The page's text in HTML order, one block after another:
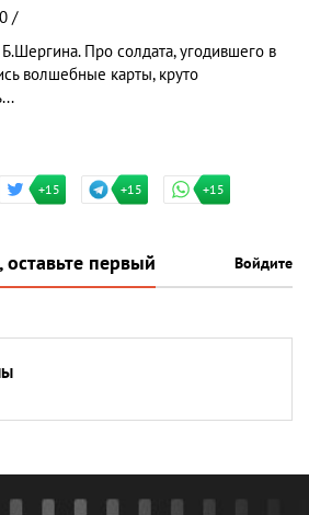
/
Про солдата, угодившего в
волшебные карты, круто
+15 +15 +15
первый Войдите